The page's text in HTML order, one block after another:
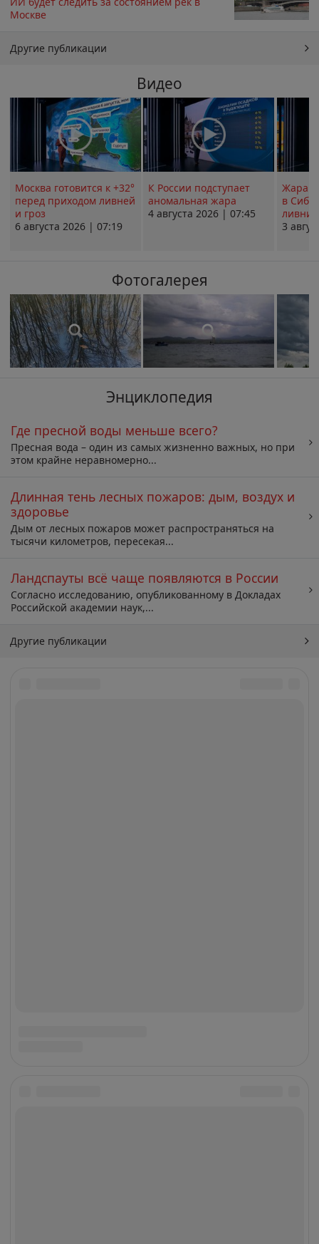
Москве
Другие публикации
Видео
Москва готовится к +32°
перед приходом ливней
и гроз
6 августа 2026 | 07:19
К России подступает
аномальная жара
4 августа 2026 | 07:45
Жара в
в
ливни
3
Фотогалерея
Энциклопедия
Где пресной воды меньше всего?
Пресная вода – один из самых жизненно важных, но при
этом крайне неравномерно...
Длинная тень лесных пожаров: дым, воздух и
здоровье
Дым от лесных пожаров может распространяться на
тысячи километров, пересекая...
Ландспауты всё чаще появляются в России
Согласно исследованию, опубликованному в Докладах
Российской академии наук,...
Другие публикации